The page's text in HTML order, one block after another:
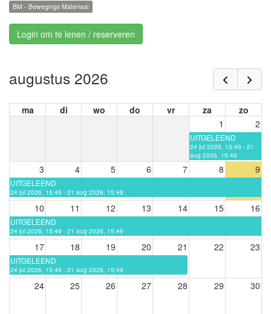
BM - Bewegings Materiaal
Login om te lenen / reserveren
augustus 2026
ma di wo do vr za
zo
1
2
UITGELEEND
24 jul 2026, 15:49 - 21
aug 2026, 15:49
3 4 5 6 7 8 9
UITGELEEND
24 jul 2026, 15:49 - 21 aug 2026, 15:49
10 11 12 13 14 15 16
UITGELEEND
24 jul 2026, 15:49 - 21 aug 2026, 15:49
17 18 19 20 21 22 23
UITGELEEND
24 jul 2026, 15:49 - 21 aug 2026, 15:49
24 25 26 27 28 29 30